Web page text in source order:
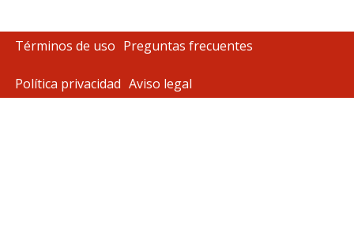
Términos de uso Preguntas frecuentes
Política privacidad Aviso legal